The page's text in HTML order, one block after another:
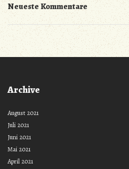
Neueste Kommentare
Archive
August 2021
Juli 2021
Juni 2021
Mai 2021
April 2021